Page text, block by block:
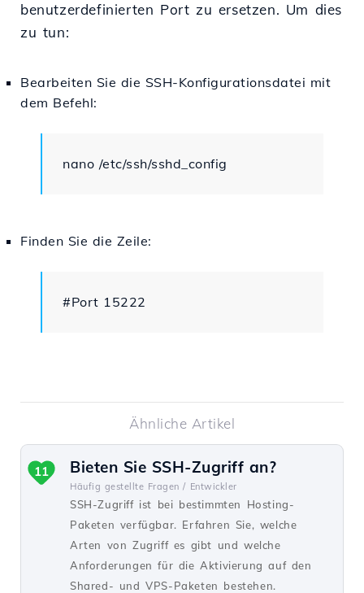
benutzerdefinierten Port zu ersetzen. Um dies
zu tun:
Bearbeiten Sie die SSH-Konfigurationsdatei mit
dem Befehl:
nano /etc/ssh/sshd_config
Finden Sie die Zeile:
#Port 15222
Ähnliche Artikel
Bieten Sie SSH-Zugriff an?
Häufig gestellte Fragen / Entwickler
SSH-Zugriff ist bei bestimmten Hosting-
Paketen verfügbar. Erfahren Sie, welche
Arten von Zugriff es gibt und welche
Anforderungen für die Aktivierung auf den
Shared- und VPS-Paketen bestehen.
11